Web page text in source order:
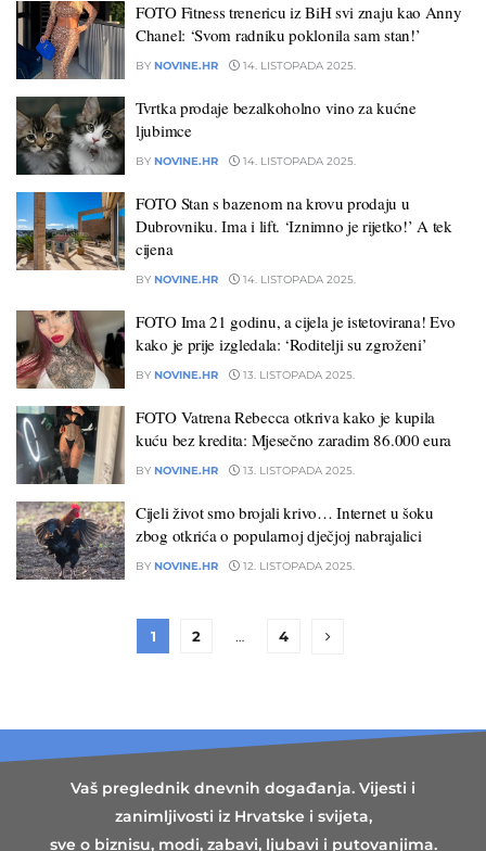
FOTO Fitness trenericu iz BiH svi znaju kao Anny
Chanel: ‘Svom radniku poklonila sam stan!’
BY NOVINE.HR 14. LISTOPADA 2025.
Tvrtka prodaje bezalkoholno vino za kućne
ljubimce
BY NOVINE.HR 14. LISTOPADA 2025.
FOTO Stan s bazenom na krovu prodaju u
Dubrovniku. Ima i lift. ‘Iznimno je rijetko!’ A tek
cijena
BY NOVINE.HR 14. LISTOPADA 2025.
FOTO Ima 21 godinu, a cijela je istetovirana! Evo
kako je prije izgledala: ‘Roditelji su zgroženi’
BY NOVINE.HR 13. LISTOPADA 2025.
FOTO Vatrena Rebecca otkriva kako je kupila
kuću bez kredita: Mjesečno zaradim 86.000 eura
BY NOVINE.HR 13. LISTOPADA 2025.
Cijeli život smo brojali krivo… Internet u šoku
zbog otkrića o popularnoj dječjoj nabrajalici
BY NOVINE.HR 12. LISTOPADA 2025.
1 2 … 4
Vaš preglednik dnevnih događanja. Vijesti i
zanimljivosti iz Hrvatske i svijeta,
sve o biznisu, modi, zabavi, ljubavi i putovanjima.